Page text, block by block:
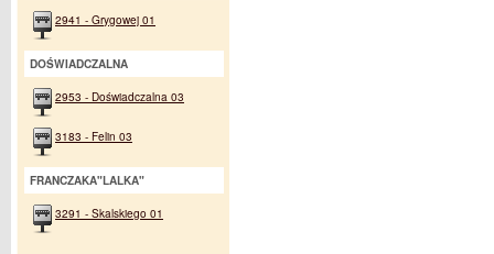
2941 - Grygowej 01
DOŚWIADCZALNA
2953 - Doświadczalna 03
3183 - Felin 03
FRANCZAKA"LALKA"
3291 - Skalskiego 01